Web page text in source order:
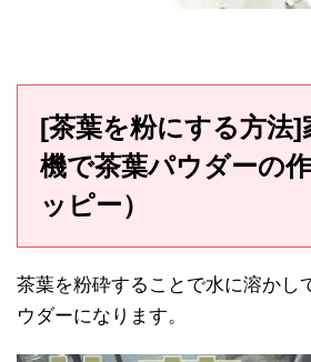
[茶葉を粉にする方法]
機で茶葉パウダーの
ッピー）
茶葉を粉砕することで水に溶かし
ウダーになります。